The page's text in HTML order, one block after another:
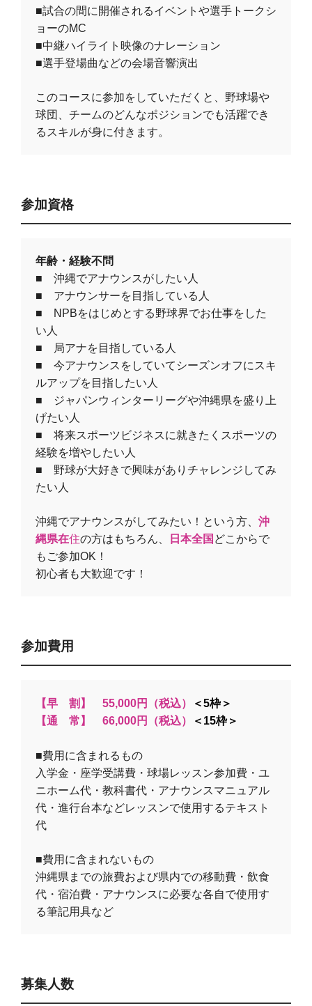
■試合の間に開催されるイベントや選手トークシ
ョーのMC
■中継ハイライト映像のナレーション
■選手登場曲などの会場音響演出
このコースに参加をしていただくと、野球場や
球団、チームのどんなポジションでも活躍でき
るスキルが身に付きます。
参加資格
年齢・経験不問
■ 沖縄でアナウンスがしたい人
■ アナウンサーを目指している人
■ NPBをはじめとする野球界でお仕事をした
い人
■ 局アナを目指している人
■ 今アナウンスをしていてシーズンオフにスキ
ルアップを目指したい人
■ ジャパンウィンターリーグや沖縄県を盛り上
げたい人
■ 将来スポーツビジネスに就きたくスポーツの
経験を増やしたい人
■ 野球が大好きで興味がありチャレンジしてみ
たい人
沖縄でアナウンスがしてみたい！という方、 沖
縄県在住の方はもちろん、 日本全国 どこからで
もご参加OK！
初心者も大歓迎です！
参加費用
【早 割】 55,000円（税込）
＜5枠＞
【通 常】 66,000円（税込）
＜15枠＞
■費用に含まれるもの
入学金・座学受講費・球場レッスン参加費・ユ
ニホーム代・教科書代・アナウンスマニュアル
代・進行台本などレッスンで使用するテキスト
代
■費用に含まれないもの
沖縄県までの旅費および県内での移動費・飲食
代・宿泊費・アナウンスに必要な各自で使用す
る筆記用具など
募集人数